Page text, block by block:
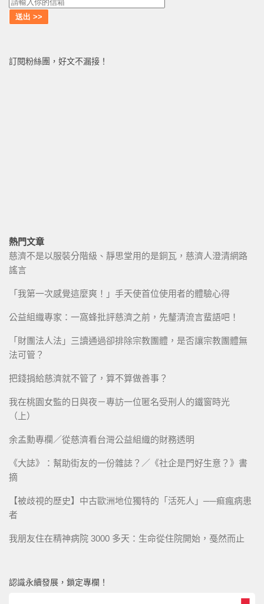
訂閱粉絲團，好文不漏接！
熱門文章
慈濟不是以服裝分階級、靜思堂用的是銅瓦，慈濟人澄清網路
謠言
「我第一次感覺這麼爽！」手天使首位使用者的體驗心得
公益組織專家：一窩蜂批評慈濟之前，先釐清流言蜚語吧！
「財團法人法」三讀通過卻排除宗教團體，是否讓宗教團體無
法可管？
把錢捐給慈濟就不管了，算不算做善事？
我在桃園女監的日與夜－專訪一位匿名受刑人的鐵窗時光
（上）
余孟勳專欄／從慈濟看台灣公益組織的財務透明
《大誌》：幫助街友的一份雜誌？／《社企是門好生意？》書
摘
【被歧視的歷史】中古歐洲地位獨特的「活死人」──痲瘋病患
者
我朋友住在精神病院 3000 多天：生命從住院開始，戞然而止
認識永續發展，鎖定專欄！